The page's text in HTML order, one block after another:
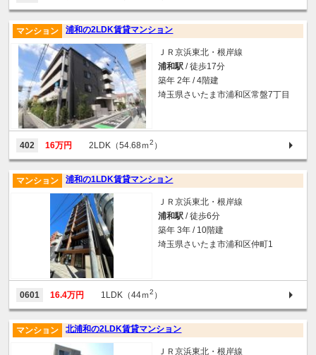
浦和の2LDK賃貸マンション
マンション
ＪＲ京浜東北・根岸線
浦和駅 / 徒歩17分
築年 2年 / 4階建
埼玉県さいたま市浦和区常盤7丁目
402 16万円 2LDK（54.68ｍ2 ）
浦和の1LDK賃貸マンション
マンション
ＪＲ京浜東北・根岸線
浦和駅 / 徒歩6分
築年 3年 / 10階建
埼玉県さいたま市浦和区仲町1
0601 16.4万円 1LDK（44ｍ2 ）
北浦和の2LDK賃貸マンション
マンション
ＪＲ京浜東北・根岸線